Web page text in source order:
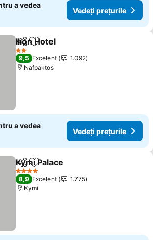
a vedea
Vedeți prețurile
DistribuițiAdăugaţi la favorite
Ilion Hotel
2 Stele
9,5 Excelent
1.092
Nafpaktos
a vedea
Vedeți prețurile
DistribuițiAdăugaţi la favorite
Kymi Palace
4 Stele
8,9 Excelent
1.775
Kymi